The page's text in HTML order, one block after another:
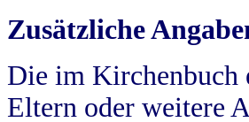
Zusätzliche
Die im Kirchenbuch
Eltern oder weitere